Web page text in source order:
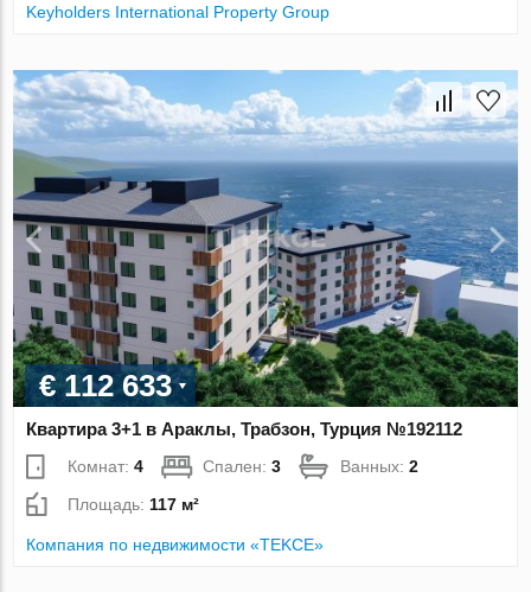
Keyholders International Property Group
€ 112 633
Квартира 3+1 в Араклы, Трабзон, Турция №192112
Комнат:4 Спален:3 Ванных:2
Площадь: 117 м²
Компания по недвижимости «TEKCE»